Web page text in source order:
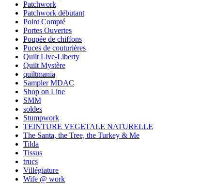
Patchwork
Patchwork débutant
Point Compté
Portes Ouvertes
Poupée de chiffons
Puces de couturières
Quilt Live-Liberty
Quilt Mystère
quiltmania
Sampler MDAC
Shop on Line
SMM
soldes
Stumpwork
TEINTURE VEGETALE NATURELLE
The Santa, the Tree, the Turkey & Me
Tilda
Tissus
trucs
Villégiature
Wife @ work